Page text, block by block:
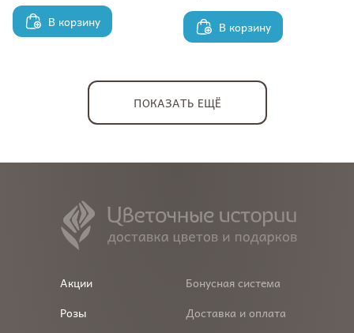
В корзину В корзину
ПОКАЗАТЬ ЕЩЁ
Акции
Розы
Бонусная система
Доставка и оплата